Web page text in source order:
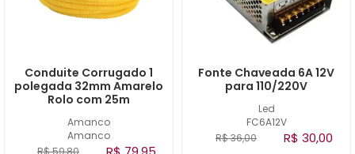
Amanco
Amanco
Conduite Corrugado 1
polegada 32mm Amarelo
Rolo com 25m
R$ 59,80
Led
FC6A12V
Fonte Chaveada 6A 12V
para 110/220V
R$ 36,00 R$ 30,00